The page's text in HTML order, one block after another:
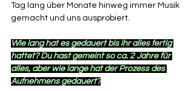
Tag lang über Monate hinweg immer Musik
gemacht und uns ausprobiert.
Wie lang hat es gedauert bis ihr alles fertig
hattet? Du hast gemeint so ca. 2 Jahre für
alles, aber wie lange hat der Prozess des
Aufnehmens gedauert?